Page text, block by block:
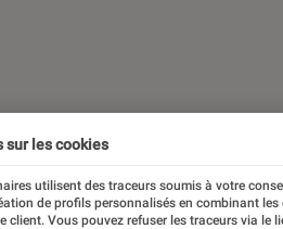
sur les cookies
utilisent des traceurs soumis à votre
de profils personnalisés en combinant
client. Vous pouvez refuser les traceurs via le